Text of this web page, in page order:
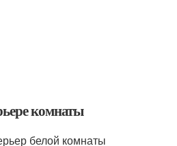
комнаты
белой комнаты